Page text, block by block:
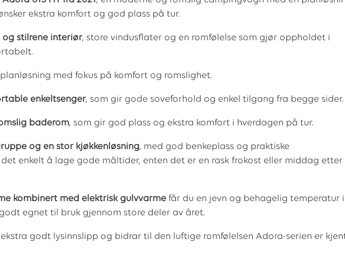
ekstra komfort og god plass på tur.
og stilrene interiør, store vindusflater og en romfølelse som gjør oppholdet i
med fokus på komfort og romslighet.
enkeltsenger, som gir gode soveforhold og enkel tilgang fra begge sider.
baderom, som gir god plass og ekstra komfort i hverdagen på tur.
og en stor kjøkkenløsning, med god benkeplass og praktiske
enkelt å lage gode måltider, enten det er en rask frokost eller middag etter
kombinert med elektrisk gulvvarme får du en jevn og behagelig temperatur i
egnet til bruk gjennom store deler av året.
godt lysinnslipp og bidrar til den luftige romfølelsen Adora-serien er